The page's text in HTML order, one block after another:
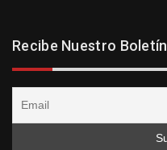
Recibe Nuestro Boletín